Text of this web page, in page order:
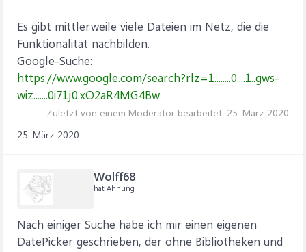
Es gibt mittlerweile viele Dateien im Netz, die die
Funktionalität nachbilden.
Google-Suche:
https://www.google.com/search?rlz=1........0....1..gws-
wiz.......0i71j0.xO2aR4MG4Bw
Zuletzt von einem Moderator bearbeitet: 25. März 2020
25. März 2020
Wolff68
hat Ahnung
Nach einiger Suche habe ich mir einen eigenen
DatePicker geschrieben, der ohne Bibliotheken und